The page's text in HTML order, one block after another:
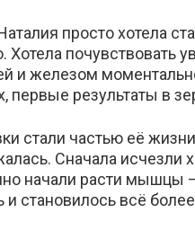
просто хотела
Хотела почувствовать
и железом
первые результаты в
стали частью её
Сначала исчезли
начали расти мышцы
и становилось всё